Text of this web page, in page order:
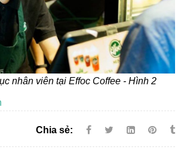
nhân viên tại Effoc Coffee - Hình 2
Chia sẻ: